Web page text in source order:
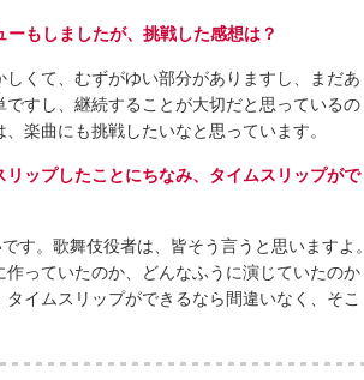
もしましたが、挑戦した感想は？
くて、むずがゆい部分がありますし、まだあ
すし、継続することが大切だと思っているの
楽曲にも挑戦したいなと思っています。
ップしたことにちなみ、タイムスリップがで
。歌舞伎役者は、皆そう言うと思いますよ。
っていたのか、どんなふうに演じていたのか
イムスリップができるなら間違いなく、そこ